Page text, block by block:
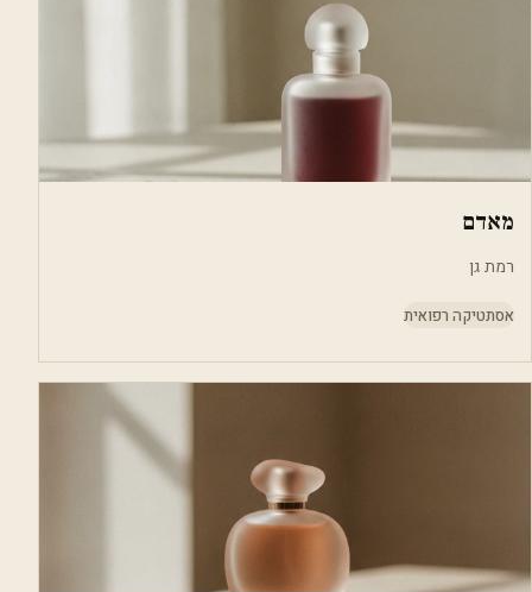
מאדם
רמת גן
אסתטיקה רפואית